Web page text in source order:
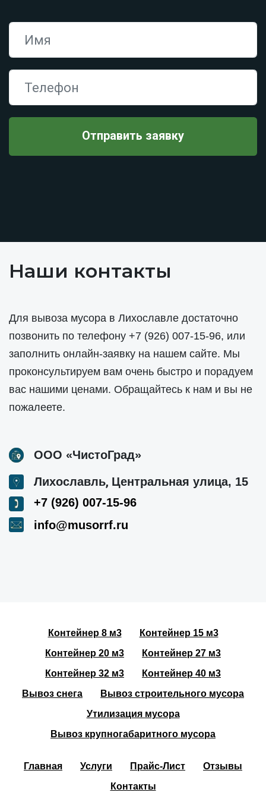
Наши контакты
Для вывоза мусора в Лихославле достаточно
позвонить по телефону +7 (926) 007-15-96, или
заполнить онлайн-заявку на нашем сайте. Мы
проконсультируем вам очень быстро и порадуем
вас нашими ценами. Обращайтесь к нам и вы не
пожалеете.
ООО «ЧистоГрад»
Лихославль, Центральная улица, 15
+7 (926) 007-15-96
info@musorrf.ru
Контейнер 8 м3
Контейнер 15 м3
Контейнер 20 м3
Контейнер 27 м3
Контейнер 32 м3
Контейнер 40 м3
Вывоз снега
Вывоз строительного мусора
Утилизация мусора
Вывоз крупногабаритного мусора
Главная Услуги Прайс-Лист
Отзывы
Контакты